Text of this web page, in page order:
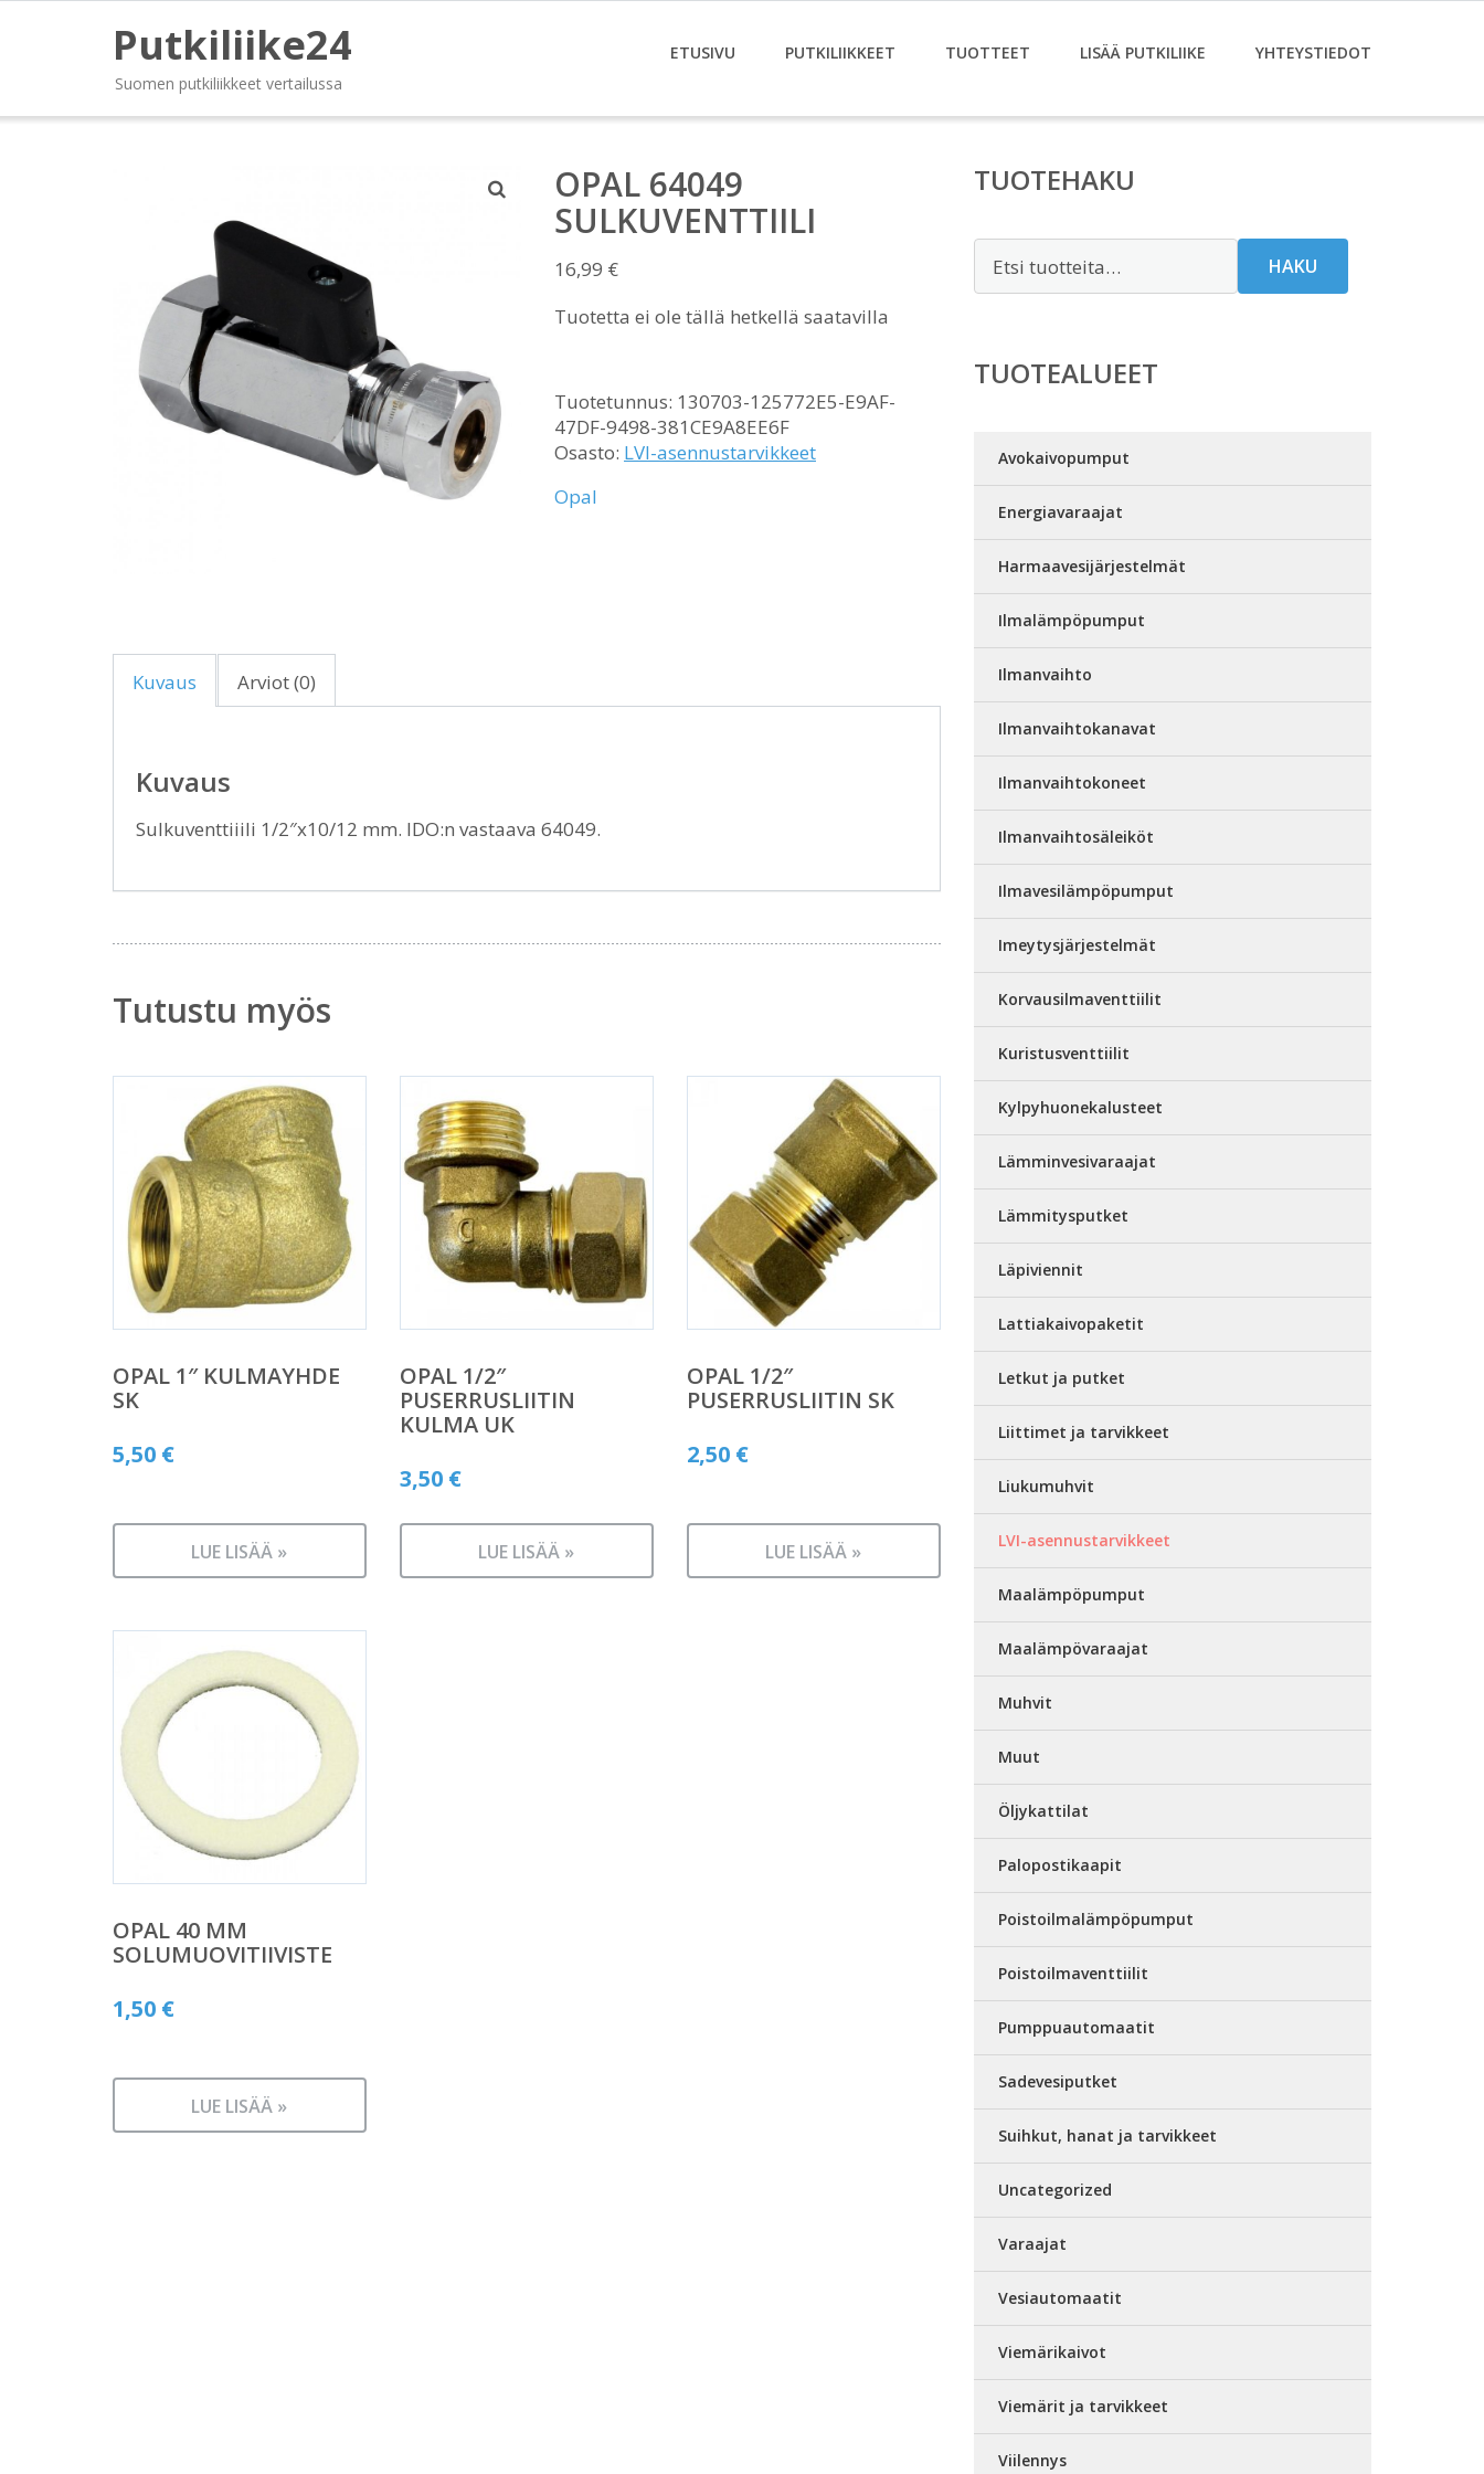
Putkiliike24
Suomen putkiliikkeet vertailussa
ETUSIVU PUTKILIIKKEET TUOTTEET LISÄÄ PUTKILIIKE YHTEYSTIEDOT
OPAL 64049
SULKUVENTTIILI
16,99 €
Tuotetta ei ole tällä hetkellä saatavilla
Tuotetunnus: 130703-125772E5-E9AF-
47DF-9498-381CE9A8EE6F
Osasto: LVI-asennustarvikkeet
Opal
Kuvaus Arviot (0)
Kuvaus
Sulkuventtiiili 1/2″x10/12 mm. IDO:n vastaava 64049.
Tutustu myös
OPAL 1″ KULMAYHDE
SK
5,50 €
LUE LISÄÄ »
OPAL 1/2″
PUSERRUSLIITIN
KULMA UK
3,50 €
LUE LISÄÄ »
OPAL 1/2″
PUSERRUSLIITIN SK
2,50 €
LUE LISÄÄ »
OPAL 40 MM
SOLUMUOVITIIVISTE
1,50 €
LUE LISÄÄ »
TUOTEHAKU
HAKU
TUOTEALUEET
Avokaivopumput
Energiavaraajat
Harmaavesijärjestelmät
Ilmalämpöpumput
Ilmanvaihto
Ilmanvaihtokanavat
Ilmanvaihtokoneet
Ilmanvaihtosäleiköt
Ilmavesilämpöpumput
Imeytysjärjestelmät
Korvausilmaventtiilit
Kuristusventtiilit
Kylpyhuonekalusteet
Lämminvesivaraajat
Lämmitysputket
Läpiviennit
Lattiakaivopaketit
Letkut ja putket
Liittimet ja tarvikkeet
Liukumuhvit
LVI-asennustarvikkeet
Maalämpöpumput
Maalämpövaraajat
Muhvit
Muut
Öljykattilat
Palopostikaapit
Poistoilmalämpöpumput
Poistoilmaventtiilit
Pumppuautomaatit
Sadevesiputket
Suihkut, hanat ja tarvikkeet
Uncategorized
Varaajat
Vesiautomaatit
Viemärikaivot
Viemärit ja tarvikkeet
Viilennys